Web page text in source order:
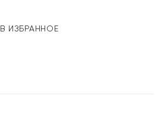
В ИЗБРАННОЕ